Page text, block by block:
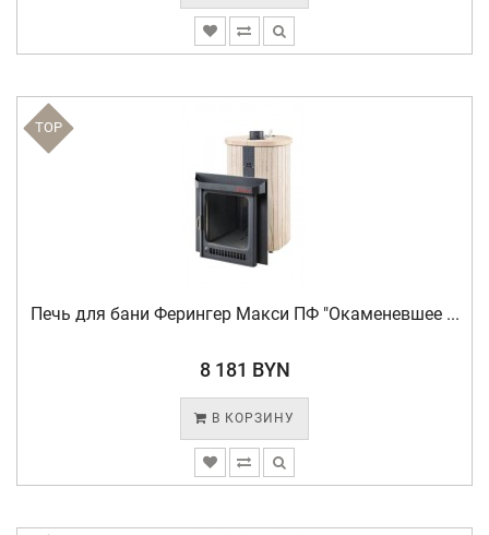
TOP
Печь для бани Ферингер Макси ПФ "Окаменевшее ...
8 181 BYN
В КОРЗИНУ